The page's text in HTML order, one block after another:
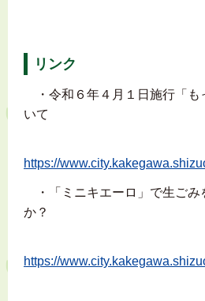
リンク
・令和６年４月１日施行「も
いて
https://
・「ミニキエーロ」で生ごみ
か？
https://